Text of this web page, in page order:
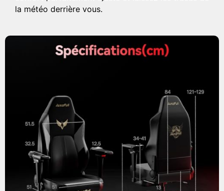
la météo derrière vous.